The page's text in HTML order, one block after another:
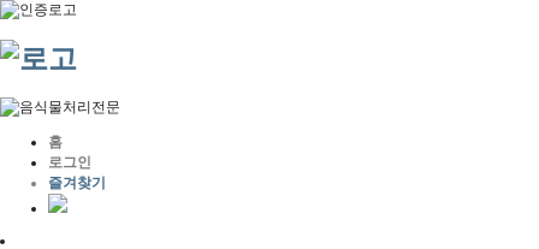
홈
로그인
즐겨찾기